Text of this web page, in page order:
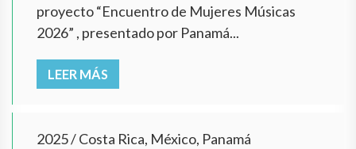
proyecto “Encuentro de Mujeres Músicas
2026” , presentado por Panamá...
LEER MÁS
2025/Costa Rica, México, Panamá